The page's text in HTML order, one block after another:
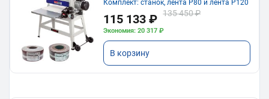
Комплект: станок, лента P80 и лента P120
115 133 ₽ 135 450 ₽
Экономия: 20 317 ₽
В корзину